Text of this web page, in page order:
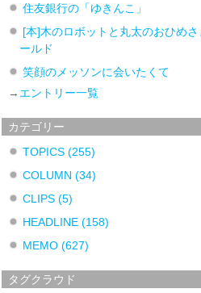
住友銀行の「ゆきんこ」
[本]木のロボットと丸太のおひめ
ールド
笑顔のメッソンに会いたくて
→ エントリー一覧
カテゴリー
TOPICS(255)
COLUMN(34)
CLIPS(5)
HEADLINE(158)
MEMO(627)
タグクラウド